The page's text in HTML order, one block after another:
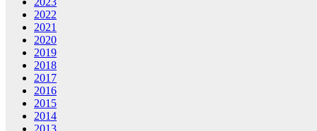
2022
2021
2020
2019
2018
2017
2016
2015
2014